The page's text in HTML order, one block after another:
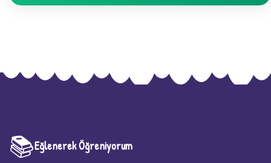
📚Eğlenerek Öğreniyorum